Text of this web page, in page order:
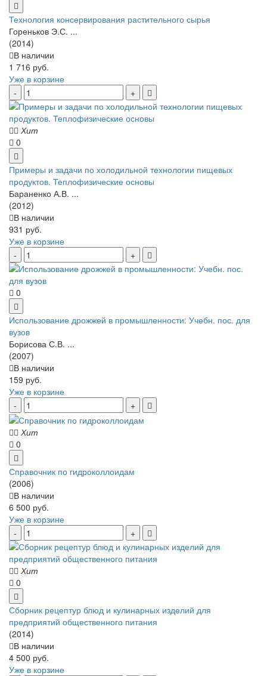
Технология консервирования растительного сырья
Гореньков Э.С. ...
(2014)
В наличии
1 716 руб.
Уже в корзине
Хит
0
Примеры и задачи по холодильной технологии пищевых
продуктов. Теплофизические основы
Бараненко А.В. ...
(2012)
В наличии
931 руб.
Уже в корзине
0
Использование дрожжей в промышленности: Учебн. пос. для
вузов
Борисова С.В. ...
(2007)
В наличии
159 руб.
Уже в корзине
Хит
0
Справочник по гидроколлоидам
(2006)
В наличии
6 500 руб.
Уже в корзине
Хит
0
Сборник рецептур блюд и кулинарных изделий для
предприятий общественного питания
(2014)
В наличии
4 500 руб.
Уже в корзине